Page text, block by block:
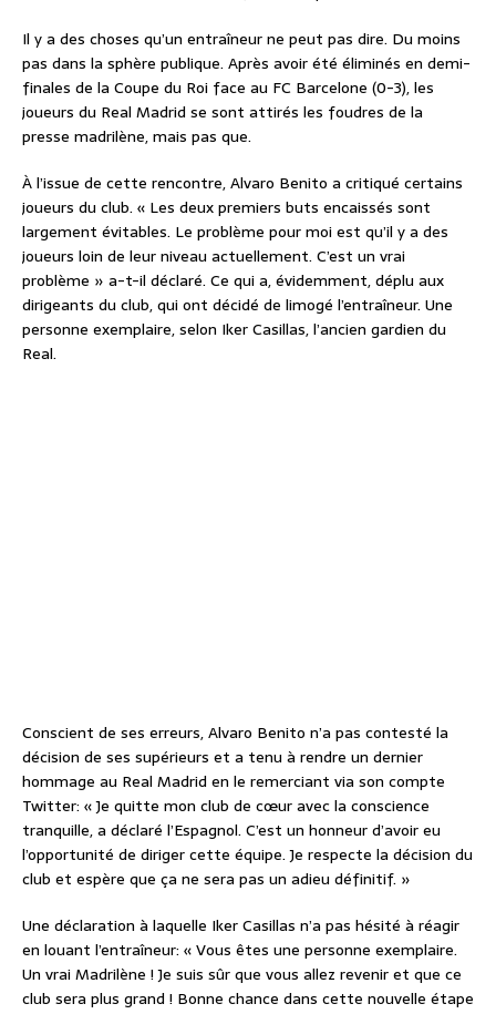
Il y a des choses qu’un entraîneur ne peut pas dire. Du moins
pas dans la sphère publique. Après avoir été éliminés en demi-
finales de la Coupe du Roi face au FC Barcelone (0-3), les
joueurs du Real Madrid se sont attirés les foudres de la
presse madrilène, mais pas que.
À l’issue de cette rencontre, Alvaro Benito a critiqué certains
joueurs du club. « Les deux premiers buts encaissés sont
largement évitables. Le problème pour moi est qu’il y a des
joueurs loin de leur niveau actuellement. C’est un vrai
problème » a-t-il déclaré. Ce qui a, évidemment, déplu aux
dirigeants du club, qui ont décidé de limogé l’entraîneur. Une
personne exemplaire, selon Iker Casillas, l’ancien gardien du
Real.
Conscient de ses erreurs, Alvaro Benito n’a pas contesté la
décision de ses supérieurs et a tenu à rendre un dernier
hommage au Real Madrid en le remerciant via son compte
Twitter: « Je quitte mon club de cœur avec la conscience
tranquille, a déclaré l’Espagnol. C’est un honneur d’avoir eu
l’opportunité de diriger cette équipe. Je respecte la décision du
club et espère que ça ne sera pas un adieu définitif. »
Une déclaration à laquelle Iker Casillas n’a pas hésité à réagir
en louant l’entraîneur: « Vous êtes une personne exemplaire.
Un vrai Madrilène ! Je suis sûr que vous allez revenir et que ce
club sera plus grand ! Bonne chance dans cette nouvelle étape